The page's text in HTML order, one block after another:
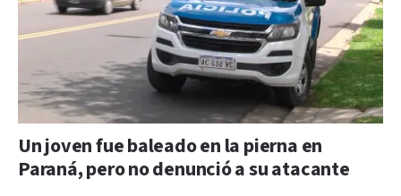
Un joven fue baleado en la pierna en
Paraná, pero no denunció a su atacante